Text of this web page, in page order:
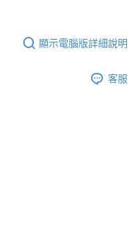
顯示電腦版詳細說明
客服